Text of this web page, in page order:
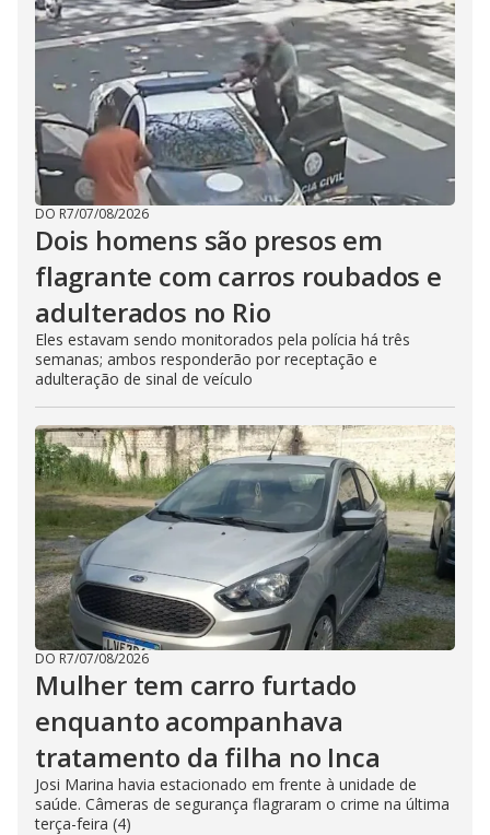
DO R7/07/08/2026
Dois homens são presos em
flagrante com carros roubados e
adulterados no Rio
Eles estavam sendo monitorados pela polícia há três
semanas; ambos responderão por receptação e
adulteração de sinal de veículo
DO R7/07/08/2026
Mulher tem carro furtado
enquanto acompanhava
tratamento da filha no Inca
Josi Marina havia estacionado em frente à unidade de
saúde. Câmeras de segurança flagraram o crime na última
terça-feira (4)